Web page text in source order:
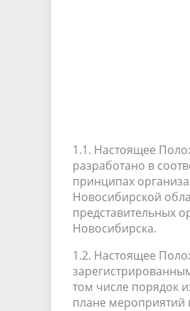
1.1. Настоящее
разработано в
принципах
Новосибирской
представительных
Новосибирска.
1.2. Настоящее
том числе порядок
плане мероприятий